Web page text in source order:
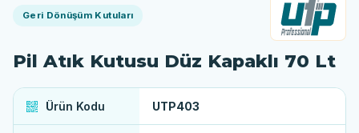
Geri Dönüşüm Kutuları
Pil Atık Kutusu Düz Kapaklı 70 Lt
Ürün Kodu UTP403